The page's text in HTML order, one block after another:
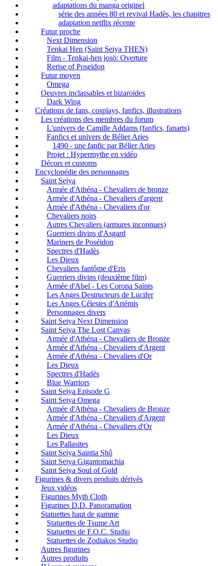
adaptations du manga originel
série des années 80 et revival Hadès, les chapitres
adaptation netflix récente
Futur proche
Next Dimension
Tenkai Hen (Saint Seiya THEN)
Film - Tenkai-hen josō: Overture
Rerise of Poseidon
Futur moyen
Omega
Oeuvres inclassables et bizaroïdes
Dark Wing
Créations de fans, cosplays, fanfics, illustrations
Les créations des membres du forum
L'univers de Camille Addams (fanfics, fanarts)
Fanfics et univers de Bélier Aries
1490 - une fanfic par Bélier Aries
Projet : Hypermythe en vidéo
Décors et customs
Encyclopédie des personnages
Saint Seiya
Armée d'Athéna - Chevaliers de bronze
Armée d'Athéna - Chevaliers d'argent
Armée d'Athéna - Chevaliers d'or
Chevaliers noirs
Autres Chevaliers (armures inconnues)
Guerriers divins d'Asgard
Mariners de Poséidon
Spectres d'Hadès
Les Dieux
Chevaliers fantôme d'Eris
Guerriers divins (deuxième film)
Armée d'Abel - Les Corona Saints
Les Anges Destructeurs de Lucifer
Les Anges Célestes d'Artémis
Personnages divers
Saint Seiya Next Dimension
Saint Seiya The Lost Canvas
Armée d'Athéna - Chevaliers de Bronze
Armée d'Athéna - Chevaliers d'Argent
Armée d'Athéna - Chevaliers d'Or
Les Dieux
Spectres d'Hadès
Blue Warriors
Saint Seiya Episode G
Saint Seiya Omega
Armée d'Athéna - Chevaliers de Bronze
Armée d'Athéna - Chevaliers d'Argent
Armée d'Athéna - Chevaliers d'Or
Les Dieux
Les Pallasites
Saint Seiya Saintia Shô
Saint Seiya Gigantomachia
Saint Seiya Soul of Gold
Figurines & divers produits dérivés
Jeux vidéos
Figurines Myth Cloth
Figurines D.D. Panoramation
Statuettes haut de gamme
Statuettes de Tsume Art
Statuettes de F.O.C. Studio
Statuettes de Zodiakos Studio
Autres figurines
Autres produits